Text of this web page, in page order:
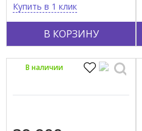
В КОРЗИНУ
Купить в 1 клик
В наличии